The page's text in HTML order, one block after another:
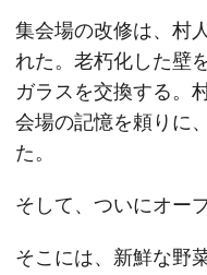
集会場の改修は、村
れた。老朽化した壁
ガラスを交換する。
会場の記憶を頼りに
た。
そして、ついにオー
そこには、新鮮な野